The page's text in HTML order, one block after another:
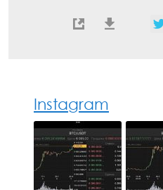
Instagram